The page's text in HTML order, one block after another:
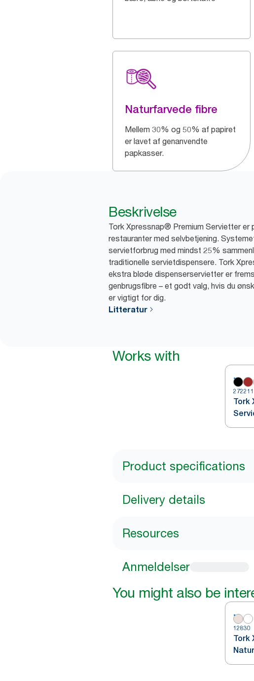
Naturfarvede fibre
Mellem 30% og 50% af papiret
er lavet af genanvendte
papkasser.
Beskrivelse
Tork Xpressnap® Premium Servietter er
restauranter med selvbetjening.
servietforbrug med mindst 25%
traditionelle servietdispensere. Tork
ekstra bløde dispenserservietter er
genbrugsfibre – et godt valg, hvis du
er vigtigt for dig.
Litteratur
Works with
272211
Tork
Sort
Product specifications
Delivery details
Resources
Anmeldelser
You might also be
12830
Tork